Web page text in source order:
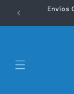
directamenteEnvíos